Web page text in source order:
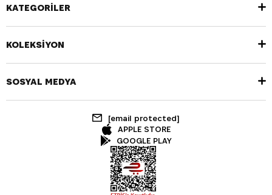
KATEGORİLER
KOLEKSİYON
SOSYAL MEDYA
[email protected]
APPLE STORE
GOOGLE PLAY